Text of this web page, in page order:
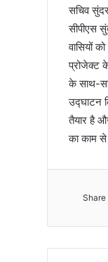
सचिव
सीपीएस
वासियों
प्रोजेक्ट
के साथ-
उद्घाटन
तैयार है
का काम से
Share